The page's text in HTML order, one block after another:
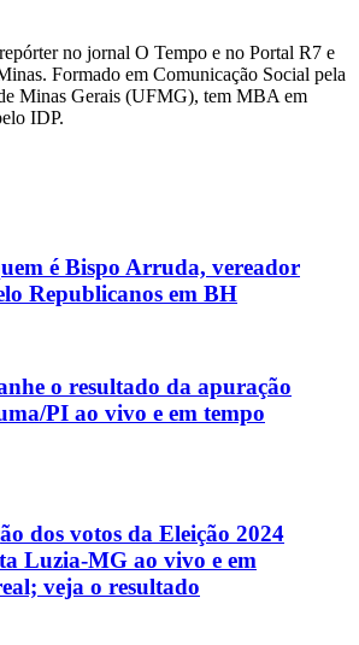
no jornal O Tempo e no Portal R7 e
Formado em Comunicação Social pela
Minas Gerais (UFMG), tem MBA em
IDP.
é Bispo Arruda, vereador
Republicanos em BH
o resultado da apuração
PI ao vivo e em tempo
dos votos da Eleição 2024
Luzia-MG ao vivo e em
veja o resultado